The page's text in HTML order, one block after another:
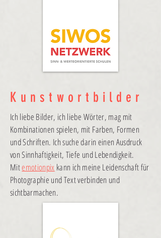
Kunstwortbilder
Ich liebe Bilder, ich liebe Wörter, mag mit
Kombinationen spielen, mit Farben, Formen
und Schriften. Ich suche darin einen Ausdruck
von Sinnhaftigkeit, Tiefe und Lebendigkeit.
Mitemotionpix kann ich meine Leidenschaft für
Photographie und Text verbinden und
sichtbarmachen.